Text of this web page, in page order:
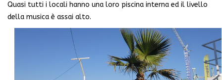
Quasi tutti i locali hanno una loro piscina interna ed il livello
della musica è assai alto.